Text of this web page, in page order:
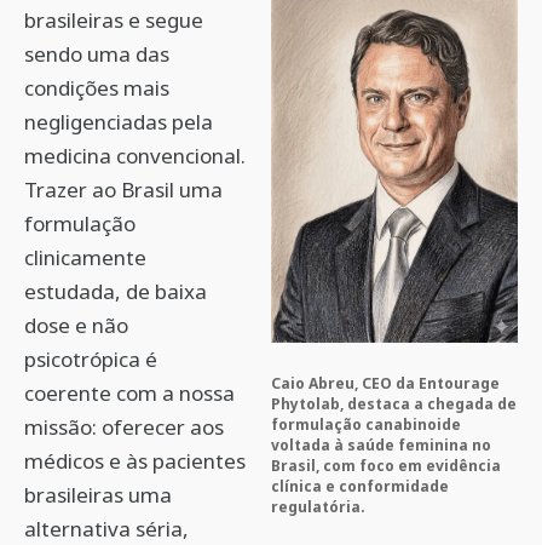
Caio Abreu, CEO da Entourage
Phytolab, destaca a chegada de
formulação canabinoide
voltada à saúde feminina no
Brasil, com foco em evidência
clínica e conformidade
regulatória.
brasileiras e segue
sendo uma das
condições mais
negligenciadas pela
medicina convencional.
Trazer ao Brasil uma
formulação
clinicamente
estudada, de baixa
dose e não
psicotrópica é
coerente com a nossa
missão: oferecer aos
médicos e às pacientes
brasileiras uma
alternativa séria,